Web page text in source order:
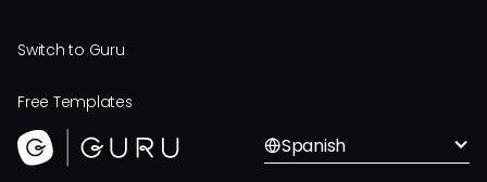
Switch to Guru
Free Templates
Spanish